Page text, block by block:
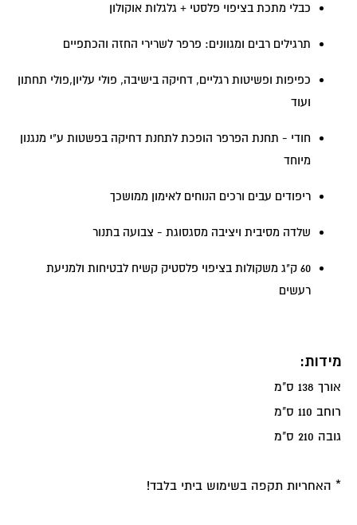
כבלי מתכת בציפוי פלסטי + גלגלות אוקולון
תרגילים רבים ומגוונים: פרפר לשרירי החזה והכתפיים
כפיפות ופשיטות רגליים, דחיקה בישיבה, פולי עליון,פולי תחתון
ועוד
חודי - תחנת הפרפר הופכת לתחנת דחיקה בפשטות ע"י מנגנון
מיוחד
ריפודים עבים ורכים הנוחים לאימון ממושכך
שלדה מסיבית ויציבה מסגסוגת - צבועה בתנור
60 ק"ג משקולות בציפוי פלסטיק קשיח לבטיחות ולמניעת
רעשים
מידות:
אורך 138 ס"מ
רוחב 110 ס"מ
גובה 210 ס"מ
* האחריות תקפה בשימוש ביתי בלבד!